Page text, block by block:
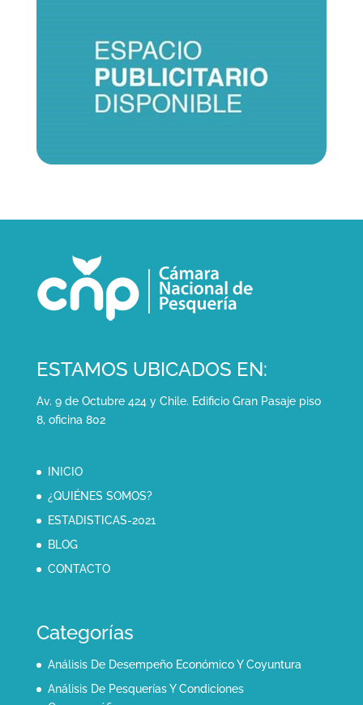
ESTAMOS UBICADOS EN:
Av. 9 de Octubre 424 y Chile. Edificio Gran Pasaje piso
8, oficina 802
INICIO
¿QUIÉNES SOMOS?
ESTADISTICAS-2021
BLOG
CONTACTO
Categorías
Análisis De Desempeño Económico Y Coyuntura
Análisis De Pesquerías Y Condiciones